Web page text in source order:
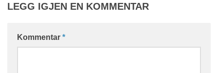
LEGG IGJEN EN KOMMENTAR
Kommentar *